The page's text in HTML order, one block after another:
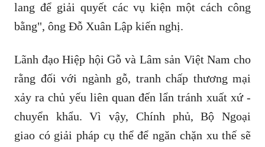
lang để giải quyết các vụ kiện một cách công
bằng", ông Đỗ Xuân Lập kiến nghị.
Lãnh đạo Hiệp hội Gỗ và Lâm sản Việt Nam cho
rằng đối với ngành gỗ, tranh chấp thương mại
xảy ra chủ yếu liên quan đến lẩn tránh xuất xứ -
chuyển khẩu. Vì vậy, Chính phủ, Bộ Ngoại
giao có giải pháp cụ thể để ngăn chặn xu thế sẽ